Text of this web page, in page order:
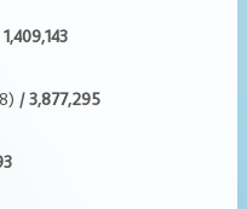
/ 3,877,295